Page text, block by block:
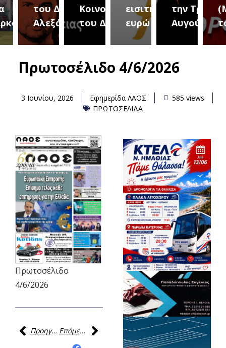
του Δήμου
Αλεξάνδρειας
Κοινοτήτων
του Δήμου
εισιτήριο 2
ευρώ
την Τρίτη 18
Αυγούστουτου
Πρωτοσέλιδο 4/6/2026
3 Ιουνίου, 2026 Εφημερίδα ΛΑΟΣ
585 views
ΠΡΩΤΟΣΕΛΙΔΑ
Πρωτοσέλιδο
4/6/2026
Προηγούμενη
Επόμενη